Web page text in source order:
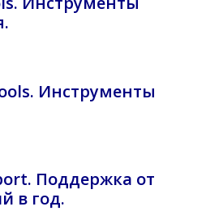
Инструменты
Поддержка от
в год.